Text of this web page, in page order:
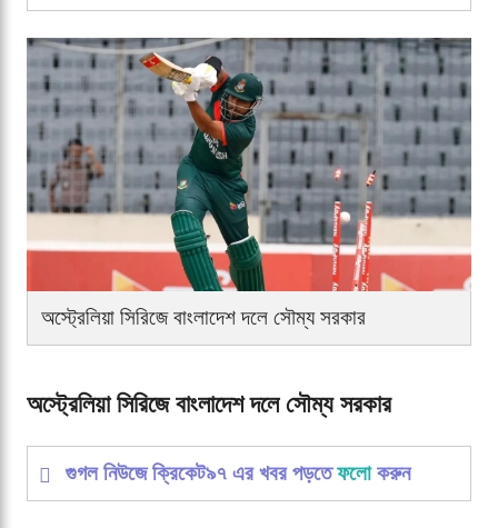
অস্ট্রেলিয়া সিরিজে বাংলাদেশ দলে সৌম্য সরকার
অস্ট্রেলিয়া সিরিজে বাংলাদেশ দলে সৌম্য সরকার
গুগল নিউজে ক্রিকেট৯৭ এর খবর পড়তেফলোকরুন